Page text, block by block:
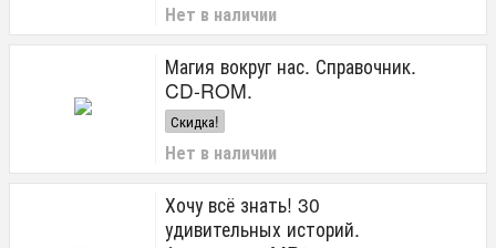
Нет в наличии
Магия вокруг нас. Справочник.
CD-ROM.
Скидка!
Нет в наличии
Хочу всё знать! 30
удивительных историй.